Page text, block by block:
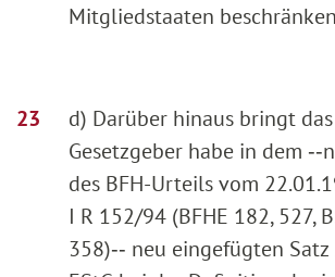
Mitgliedstaaten
d) Darüber hinaus bringt
Gesetzgeber habe in dem
des BFH-Urteils vom
I R 152/94 (BFHE 182, 527,
358)‑‑ neu eingefügten Satz